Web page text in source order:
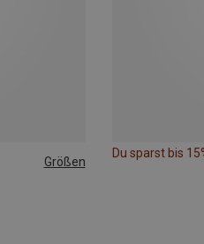
Größen
Du sparst bis